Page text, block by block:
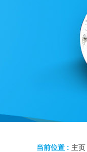
当前位置 : 主页